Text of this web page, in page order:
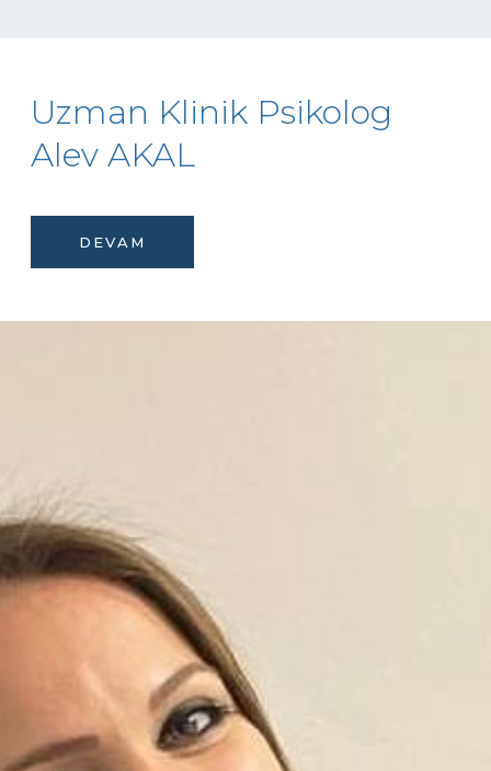
Uzman Klinik Psikolog
Alev AKAL
DEVAM